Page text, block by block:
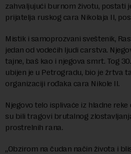
zahvaljujući burnom životu, postati
prijatelja ruskog cara Nikolaja II,
Mistik i samoprozvani sveštenik,
jedan od vodećih ljudi carstva.
tajne, baš kao i njegova smrt. Tog
ubijen je u Petrogradu, bio je žrtva
organizaciji rođaka cara Nikole II.
Njegovo telo isplivaće iz hladne
su bili tragovi brutalnog
prostrelnih rana.
„Obzirom na čudan način života i